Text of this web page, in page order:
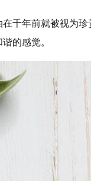
千年前就被视为
的感觉。